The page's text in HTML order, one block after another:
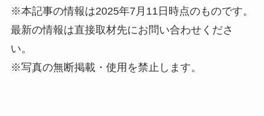
※本記事の情報は2025年7月11日時点のものです。
最新の情報は直接取材先にお問い合わせくださ
い。
※写真の無断掲載・使用を禁止します。